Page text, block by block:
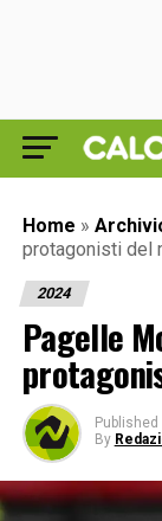
Home »
protagonisti del
2024
Pagelle
Published
By